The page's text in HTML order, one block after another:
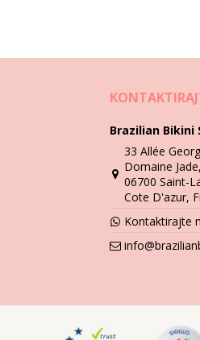
Brazilian Bikini
33 Allée
Domaine
06700 Saint-
Cote D'azur,
Kontaktirajte